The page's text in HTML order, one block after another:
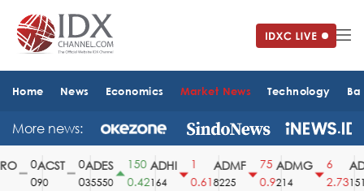
Home News Economics Market News Technology
More news:
ACST
90
ADES
35550
150
0.42
ADHI
164
0.61
ADMF
8225
75
0.9
ADMG
214
2.731510